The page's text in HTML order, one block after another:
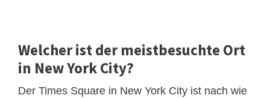
Welcher ist der meistbesuchte Ort
in New York City?
Der Times Square in New York City ist nach wie